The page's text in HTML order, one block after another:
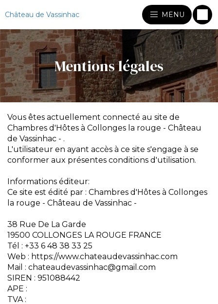
Château de Vassinhac MENU
Mentions légales
Vous êtes actuellement connecté au site de
Chambres d'Hôtes à Collonges la rouge - Château
de Vassinhac - .
L'utilisateur en ayant accès à ce site s'engage à se
conformer aux présentes conditions d'utilisation.
Informations éditeur:
Ce site est édité par : Chambres d'Hôtes à Collonges
la rouge - Château de Vassinhac -
38 Rue De La Garde
19500 COLLONGES LA ROUGE FRANCE
Tél : +33 6 48 38 33 25
Web : https://www.chateaudevassinhac.com
Mail : chateaudevassinhac@gmail.com
SIREN : 951088442
APE :
TVA :